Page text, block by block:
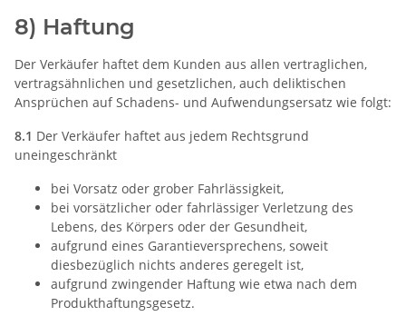
8) Haftung
Der Verkäufer haftet dem Kunden aus allen vertraglichen,
vertragsähnlichen und gesetzlichen, auch deliktischen
Ansprüchen auf Schadens- und Aufwendungsersatz wie folgt:
8.1 Der Verkäufer haftet aus jedem Rechtsgrund
uneingeschränkt
bei Vorsatz oder grober Fahrlässigkeit,
bei vorsätzlicher oder fahrlässiger Verletzung des
Lebens, des Körpers oder der Gesundheit,
aufgrund eines Garantieversprechens, soweit
diesbezüglich nichts anderes geregelt ist,
aufgrund zwingender Haftung wie etwa nach dem
Produkthaftungsgesetz.